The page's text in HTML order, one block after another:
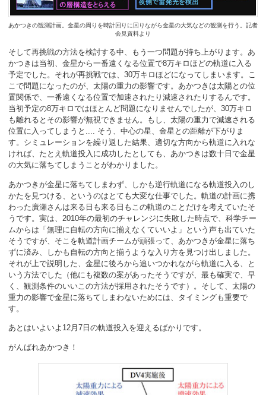
あかつきの観測計画。金星の周りを時計回りに回りながら金星の大気などの観測を行う。記者
会見資料より
そして再挑戦の方法を検討する中、もう一つ問題が持ち上がります。あ
かつきは当初、金星から一番遠くなる位置で8万キロほどの軌道に入る
予定でした。それが再挑戦では、30万キロほどになってしまいます。こ
こで問題になったのが、太陽の重力の影響です。あかつきは太陽との位
置関係で、一番遠くなる位置で加速されたり減速されたりするんです。
当初予定の8万キロではほとんど問題になりませんでしたが、30万キロ
も離れるとその影響が無視できません。もし、太陽の重力で減速される
位置に入ってしまうと.... そう、中心の星、金星との距離が下がりま
す。シミュレーションを繰り返した結果、適切な方向から軌道に入れな
ければ、たとえ軌道投入に成功したとしても、あかつきは数十日で金星
の大気に落ちてしまうことがわかりました。
あかつきが金星に落ちてしまわず、しかも逆行軌道になる軌道投入のし
かたを見つける、というのはとても大変な仕事でした。軌道の計画に携
わった廣瀬さんは来る日も来る日もこの軌道のことだけを考えていたそ
うです。実は、2010年の最初のチャレンジに失敗した時点で、科学チー
ムからは「無理に自転の方向に揃えなくていいよ」という声も出ていた
そうですが、そこを軌道計画チームが頑張って、あかつきが金星に落ち
ずに済み、しかも自転の方向と揃うような入り方を見つけ出しました。
それが上で説明した、金星に後ろから追いつかれながら軌道に入る、と
いう方法でした（他にも複数の案があったそうですが、最も確実で、早
く、観測条件のいいこの方法が採用されたそうです）。そして、太陽の
重力の影響で金星に落ちてしまわないためには、タイミングも重要で
す。
あとはいよいよ12月7日の軌道投入を迎えるばかりです。
がんばれあかつき！